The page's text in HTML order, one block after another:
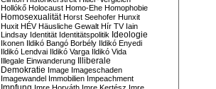
Hollókő Holocaust Homo-Ehe Homophobie
Homosexualität Horst Seehofer Hunxit
Huxit HÉV Häusliche Gewalt Hír TV Iain
Lindsay Identität Identitätspolitik Ideologie
Ikonen Ildikó Bangó Borbély Ildikó Enyedi
Ildikó Lendvai Ildikó Varga Ildikó Vida
Illegale Einwanderung Illiberale
Demokratie Image Imageschaden
Imagewandel Immobilien Impeachment